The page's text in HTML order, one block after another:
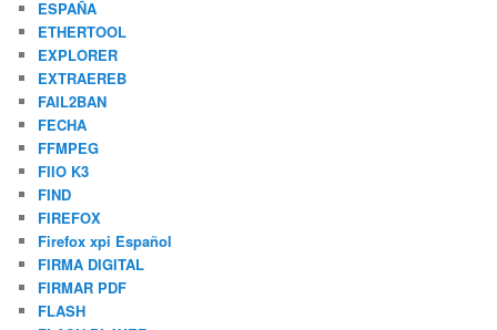
ESPAÑA
ETHERTOOL
EXPLORER
EXTRAEREB
FAIL2BAN
FECHA
FFMPEG
FIIO K3
FIND
FIREFOX
Firefox xpi Español
FIRMA DIGITAL
FIRMAR PDF
FLASH